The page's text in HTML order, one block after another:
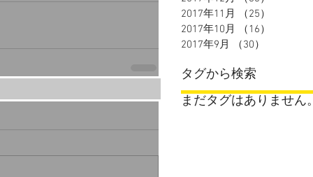
2017年11月
（25）
2017年10月
（16）
2017年9月
（30）
タグから検索
まだタグはありません。